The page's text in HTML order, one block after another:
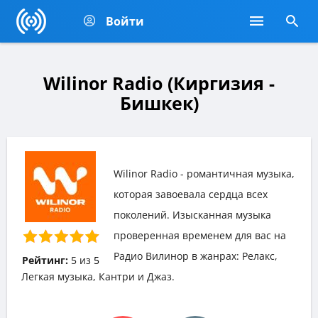
Войти
Wilinor Radio (Киргизия -
Бишкек)
Рейтинг: 5из 5
Wilinor Radio - романтичная музыка,
которая завоевала сердца всех
поколений. Изысканная музыка
проверенная временем для вас на
Радио Вилинор в жанрах: Релакс,
Легкая музыка, Кантри и Джаз.